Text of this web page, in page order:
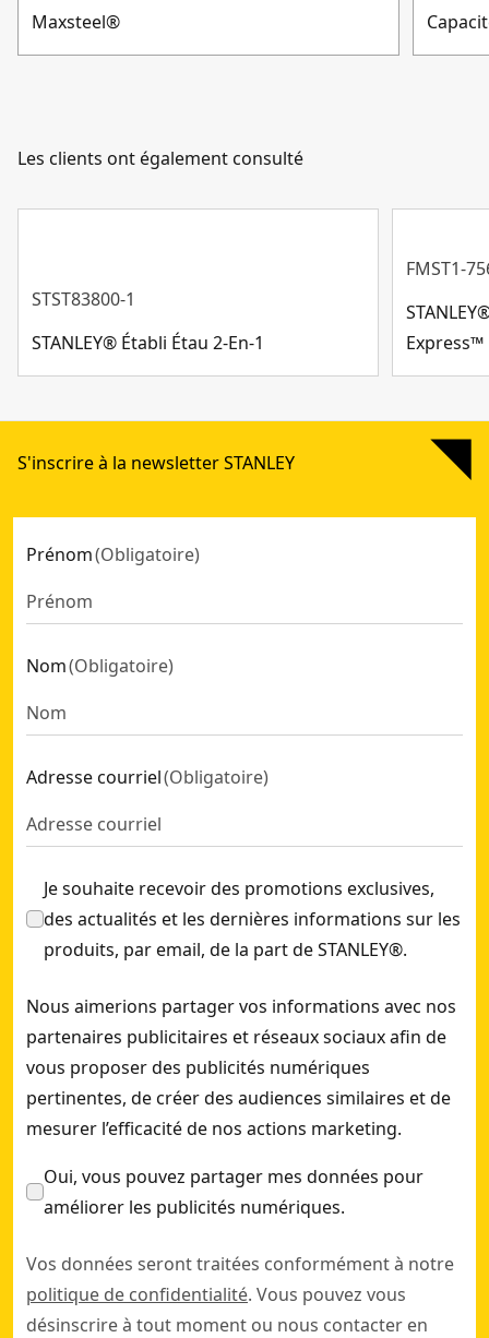
Ouverture des mâchoires : 0-26 cm.
Zone de travail : 61 cm x 37 cm (lorsqu'il est utilisé avec
Maxsteel®
Les clients ont également consulté
STST83800-1
STANLEY® Établi Étau 2-En-1
FMST1-
Express™
S'inscrire à la newsletter STANLEY
Prénom(Obligatoire)
Nom(Obligatoire)
Adresse courriel(Obligatoire)
Je souhaite recevoir des promotions exclusives,
des actualités et les dernières informations sur les
produits, par email, de la part de STANLEY®.
Nous aimerions partager vos informations avec nos
partenaires publicitaires et réseaux sociaux afin de
vous proposer des publicités numériques
pertinentes, de créer des audiences similaires et de
mesurer l’efficacité de nos actions marketing.
Oui, vous pouvez partager mes données pour
améliorer les publicités numériques.
Vos données seront traitées conformément à notre
politique de confidentialité. Vous pouvez vous
désinscrire à tout moment ou nous contacter en